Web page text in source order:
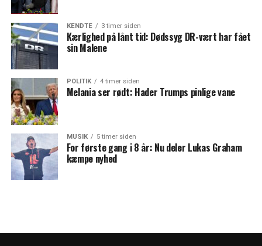
KENDTE 3 timer siden
Kærlighed på lånt tid: Dødssyg DR-vært har fået
sin Malene
POLITIK 4 timer siden
Melania ser rødt: Hader Trumps pinlige vane
MUSIK 5 timer siden
For første gang i 8 år: Nu deler Lukas Graham
kæmpe nyhed